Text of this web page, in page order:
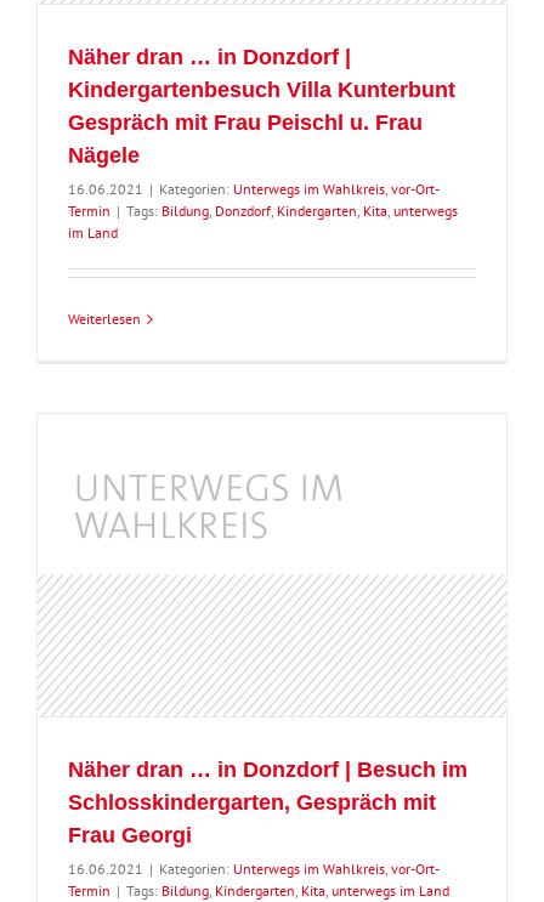
Näher dran … in Donzdorf |
Kindergartenbesuch Villa Kunterbunt
Gespräch mit Frau Peischl u. Frau
Nägele
16.06.2021 | Kategorien: Unterwegs im Wahlkreis, vor-Ort-
Termin | Tags: Bildung, Donzdorf, Kindergarten, Kita, unterwegs
im Land
Weiterlesen
Näher dran … in Donzdorf | Besuch im
Schlosskindergarten, Gespräch mit
Frau Georgi
16.06.2021 | Kategorien: Unterwegs im Wahlkreis, vor-Ort-
Termin | Tags: Bildung, Kindergarten, Kita, unterwegs im Land